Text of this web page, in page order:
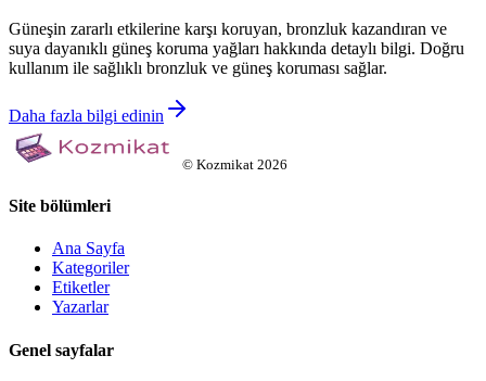
Güneşin zararlı etkilerine karşı koruyan, bronzluk kazandıran ve
suya dayanıklı güneş koruma yağları hakkında detaylı bilgi. Doğru
kullanım ile sağlıklı bronzluk ve güneş koruması sağlar.
Daha fazla bilgi edinin
© Kozmikat 2026
Site bölümleri
Ana Sayfa
Kategoriler
Etiketler
Yazarlar
Genel sayfalar